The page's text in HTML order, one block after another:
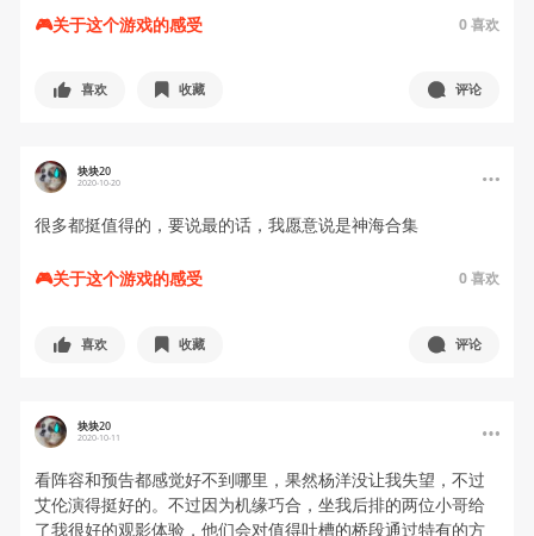
🎮关于这个游戏的感受 0喜欢
喜欢 收藏 评论
块块20
2020-10-20
很多都挺值得的，要说最的话，我愿意说是神海合集
🎮关于这个游戏的感受 0喜欢
喜欢 收藏 评论
块块20
2020-10-11
看阵容和预告都感觉好不到哪里，果然杨洋没让我失望，不过
艾伦演得挺好的。不过因为机缘巧合，坐我后排的两位小哥给
了我很好的观影体验，他们会对值得吐槽的桥段通过特有的方